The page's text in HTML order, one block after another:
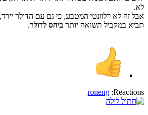
לא.
אבל זה לא רלוונטי המטבע, כי גם עם הדולר
תביא במקביל תשואה יותר ביחס לדולר.
Reactions:
roneng